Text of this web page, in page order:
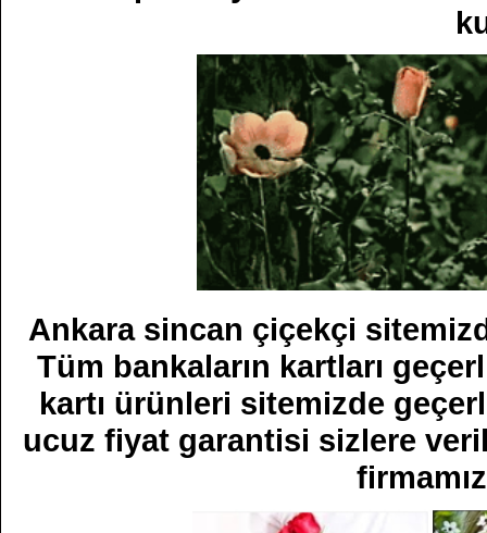
Ankara sincan çiçekçi
Tüm bankaların kartları
kartı ürünleri sitemizde
ucuz fiyat garantisi sizlere